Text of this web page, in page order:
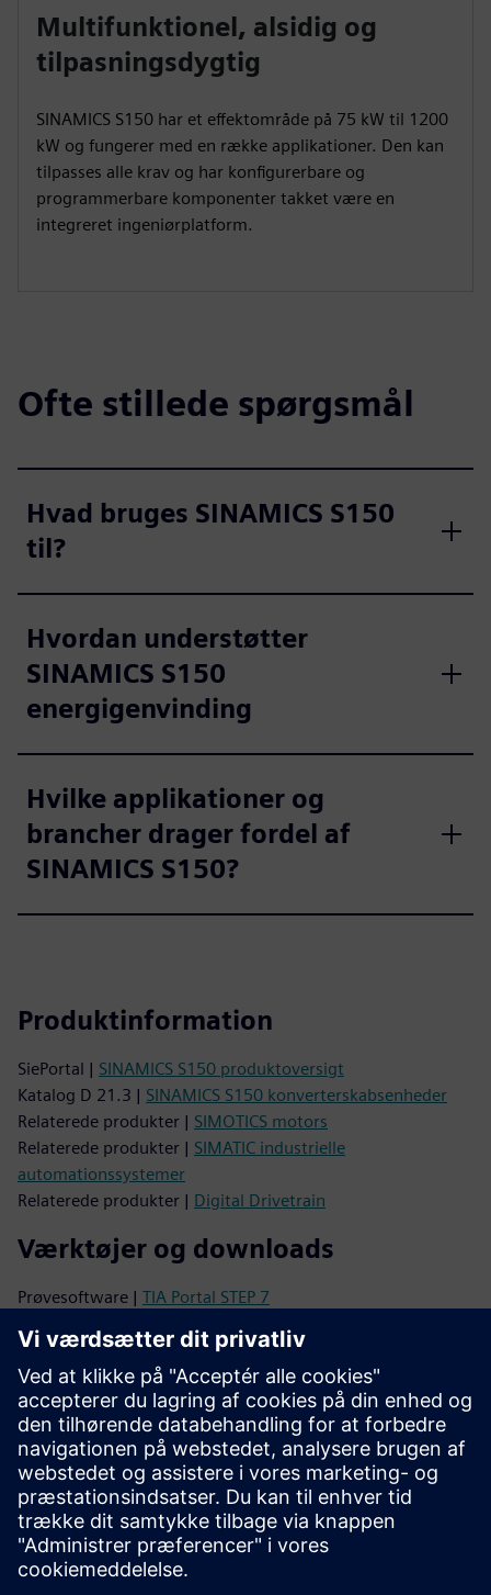
Multifunktionel, alsidig og
tilpasningsdygtig
SINAMICS S150 har et effektområde på 75 kW til 1200
kW og fungerer med en række applikationer. Den kan
tilpasses alle krav og har konfigurerbare og
programmerbare komponenter takket være en
integreret ingeniørplatform.
Ofte stillede spørgsmål
Hvad bruges SINAMICS S150
til?
Hvordan understøtter
SINAMICS S150
energigenvinding
Hvilke applikationer og
brancher drager fordel af
SINAMICS S150?
Produktinformation
SiePortal | SINAMICS S150 produktoversigt
Katalog D 21.3 | SINAMICS S150 konverterskabsenheder
Relaterede produkter | SIMOTICS motors
Relaterede produkter | SIMATIC industrielle
automationssystemer
Relaterede produkter | Digital Drivetrain
Værktøjer og downloads
Prøvesoftware | TIA Portal STEP 7
CAx Download Manager |CAx data
TIA Selection Tool | Produktkonfiguration
Support
Online support | Alle produkter
Online support |Teknisk forum
Online support |Opret ny supportanmodning